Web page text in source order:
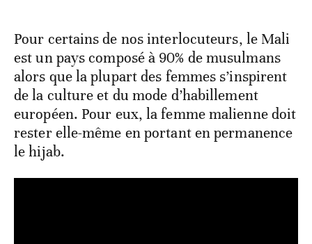
Pour certains de nos interlocuteurs, le Mali
est un pays composé à 90% de musulmans
alors que la plupart des femmes s’inspirent
de la culture et du mode d’habillement
européen. Pour eux, la femme malienne doit
rester elle-même en portant en permanence
le hijab.